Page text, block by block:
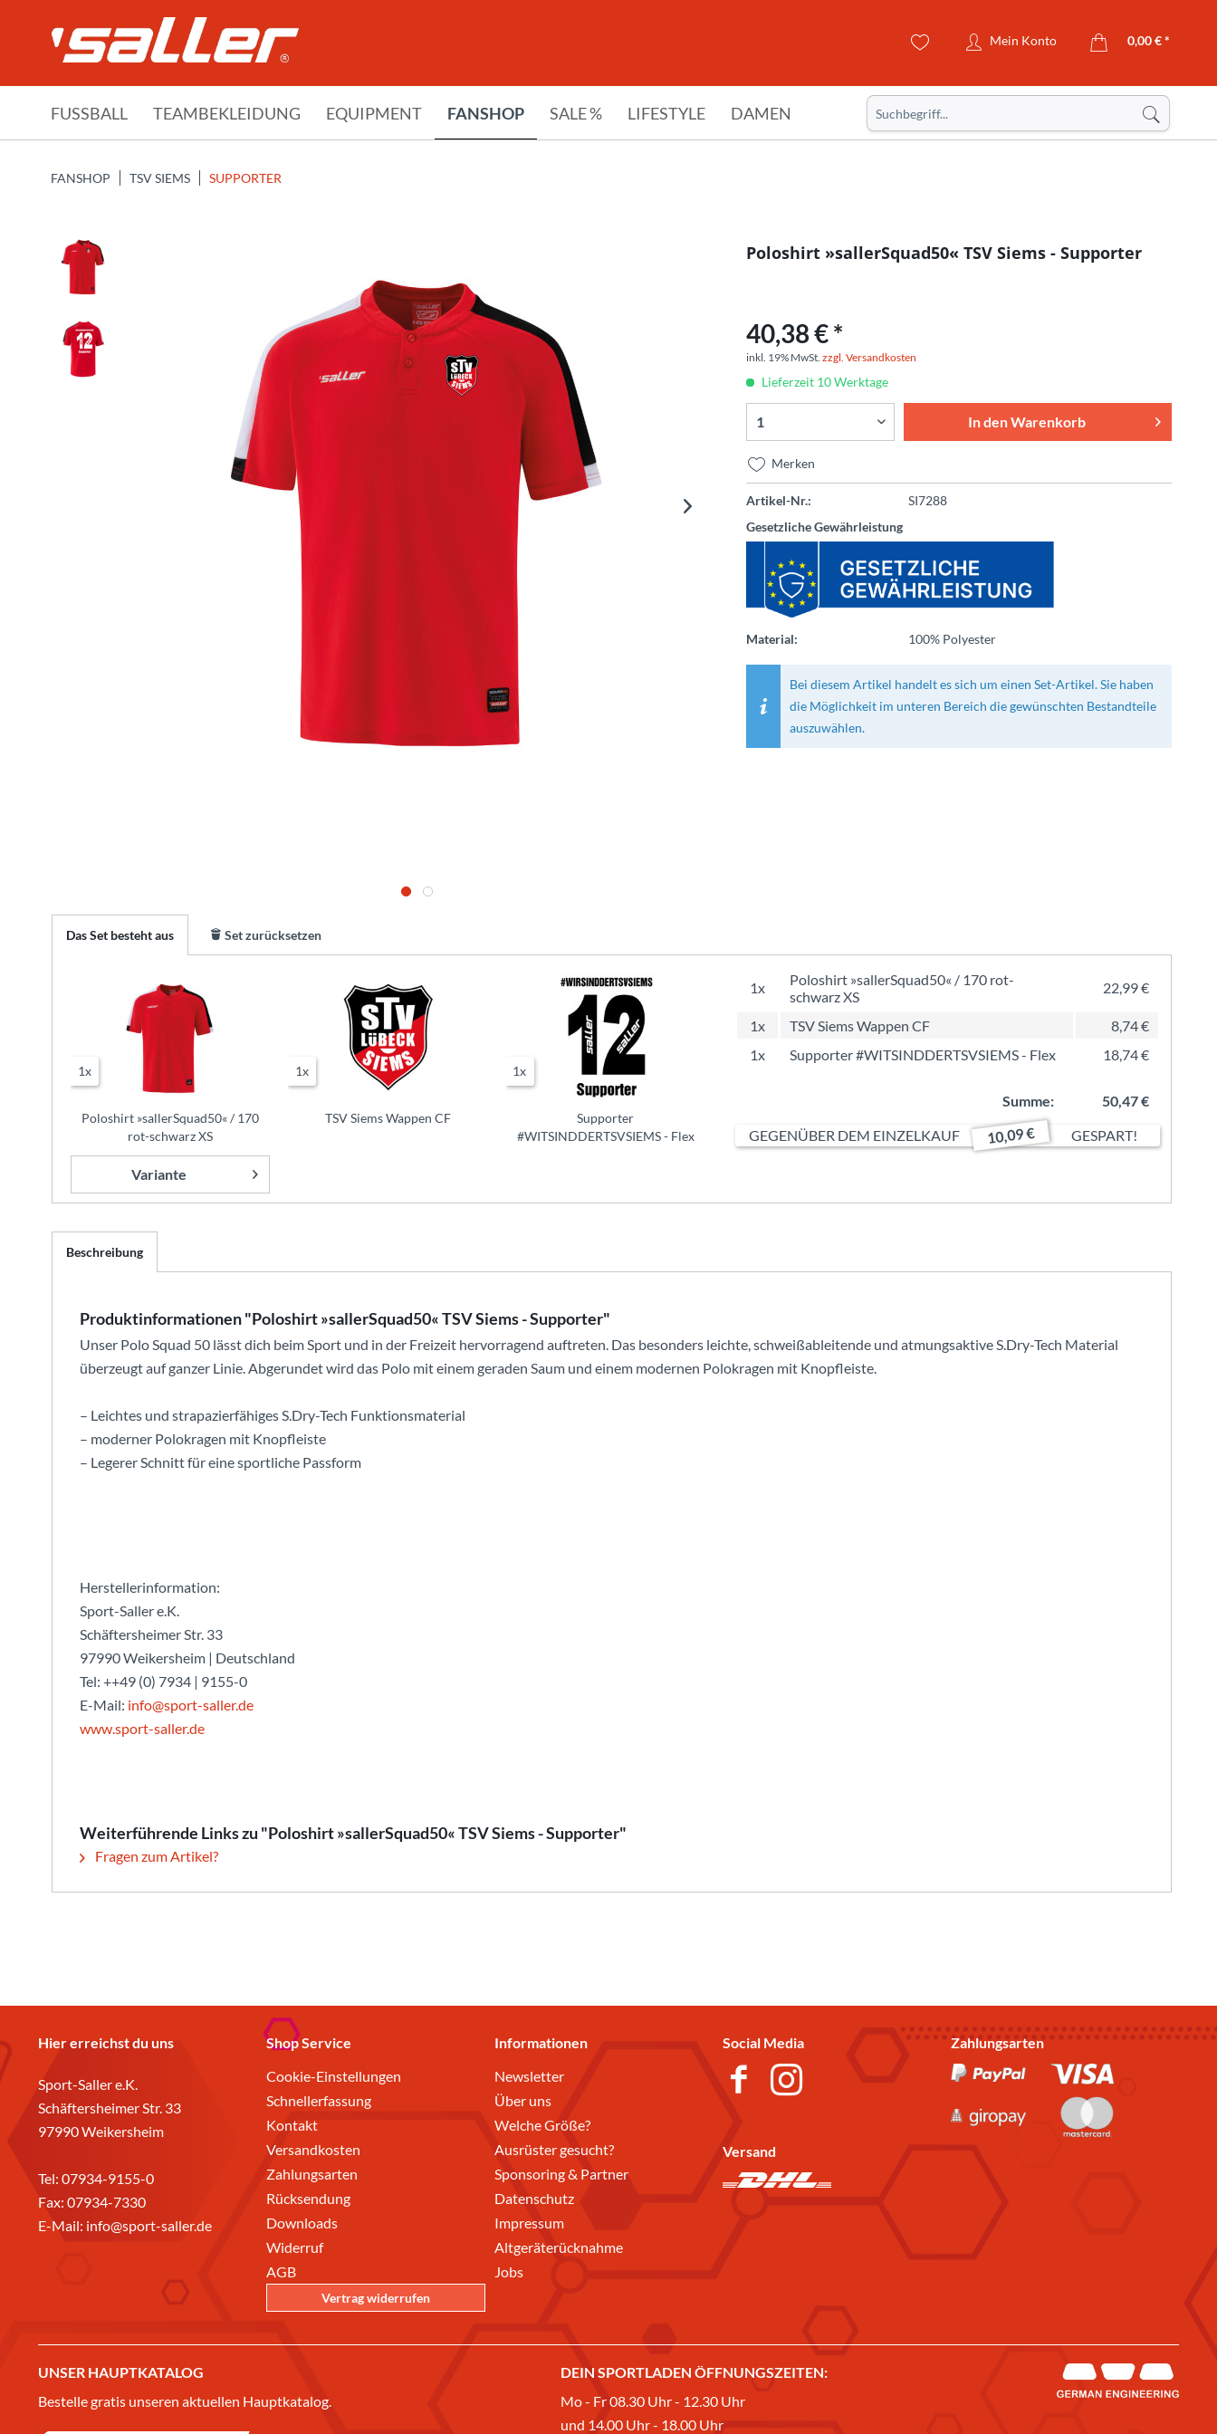
Mein Konto 0,00 € *
FUSSBALL TEAMBEKLEIDUNG EQUIPMENT FANSHOP SALE % LIFESTYLE DAMEN
FANSHOP TSV SIEMS SUPPORTER
Poloshirt »sallerSquad50« TSV Siems - Supporter
40,38 € *
inkl. 19% MwSt. zzgl. Versandkosten
Lieferzeit 10 Werktage
In denWarenkorb
Merken
Artikel-Nr.:
SI7288
Gesetzliche Gewährleistung
Material: 100% Polyester
Bei diesem Artikel handelt es sich um einen Set-Artikel. Sie haben
die Möglichkeit im unteren Bereich die gewünschten Bestandteile
auszuwählen.
Das Set besteht aus Set zurücksetzen
1x
Poloshirt »sallerSquad50« / 170
rot-schwarz XS
Variante
1x
TSV Siems Wappen CF
1x
Supporter
#WITSINDDERTSVSIEMS - Flex
1x
Poloshirt »sallerSquad50« / 170 rot-
schwarz XS
22,99 €
1x TSV Siems Wappen CF
8,74 €
1x
Supporter #WITSINDDERTSVSIEMS - Flex 18,74 €
Summe:
50,47 €
GEGENÜBER DEM EINZELKAUF
10,09 € GESPART!
Beschreibung
Produktinformationen "Poloshirt »sallerSquad50« TSV Siems - Supporter"
Unser Polo Squad 50 lässt dich beim Sport und in der Freizeit hervorragend auftreten. Das besonders leichte, schweißableitende und atmungsaktive S.Dry-Tech Material
überzeugt auf ganzer Linie. Abgerundet wird das Polo mit einem geraden Saum und einem modernen Polokragen mit Knopfleiste.
– Leichtes und strapazierfähiges S.Dry-Tech Funktionsmaterial
– moderner Polokragen mit Knopfleiste
– Legerer Schnitt für eine sportliche Passform
Herstellerinformation:
Sport-Saller e.K.
Schäftersheimer Str. 33
97990 Weikersheim | Deutschland
Tel: ++49 (0) 7934 | 9155-0
E-Mail: info@sport-saller.de
www.sport-saller.de
Weiterführende Links zu "Poloshirt »sallerSquad50« TSV Siems - Supporter"
Fragen zum Artikel?
Hier erreichst du uns
Sport-Saller e.K.
Schäftersheimer Str. 33
97990 Weikersheim
Tel: 07934-9155-0
Fax: 07934-7330
E-Mail: info@sport-saller.de
Shop Service
Cookie-Einstellungen
Schnellerfassung
Kontakt
Versandkosten
Zahlungsarten
Rücksendung
Downloads
Widerruf
AGB
Vertrag widerrufen
Informationen
Newsletter
Über uns
Welche Größe?
Ausrüster gesucht?
Sponsoring & Partner
Datenschutz
Impressum
Altgeräterücknahme
Jobs
Social Media
Versand
Zahlungsarten
UNSER HAUPTKATALOG
Bestelle gratis unseren aktuellen Hauptkatalog.
DEIN SPORTLADEN ÖFFNUNGSZEITEN:
Mo - Fr 08.30 Uhr - 12.30 Uhr
und 14.00 Uhr - 18.00 Uhr